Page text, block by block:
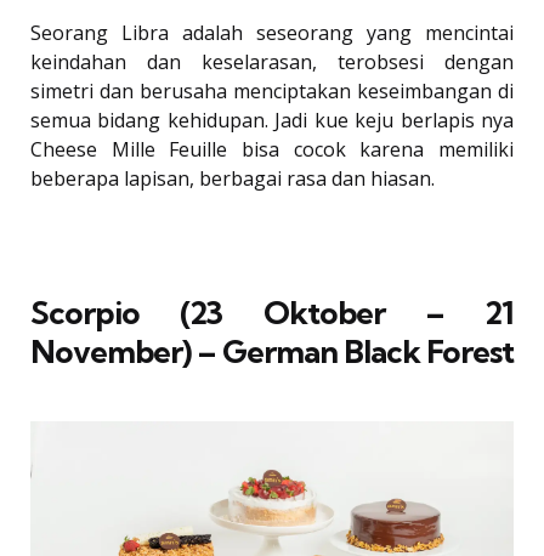
Seorang Libra adalah seseorang yang mencintai
keindahan dan keselarasan, terobsesi dengan
simetri dan berusaha menciptakan keseimbangan di
semua bidang kehidupan. Jadi kue keju berlapis nya
Cheese Mille Feuille bisa cocok karena memiliki
beberapa lapisan, berbagai rasa dan hiasan.
Scorpio (23 Oktober – 21
November) – German Black Forest